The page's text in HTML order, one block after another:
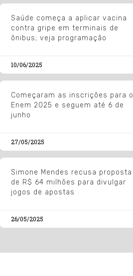
Saúde começa a aplicar vacina
contra gripe em terminais de
ônibus; veja programação
10/06/2025
Começaram as inscrições para o
Enem 2025 e seguem até 6 de
junho
27/05/2025
Simone Mendes recusa proposta
de R$ 64 milhões para divulgar
jogos de apostas
26/05/2025